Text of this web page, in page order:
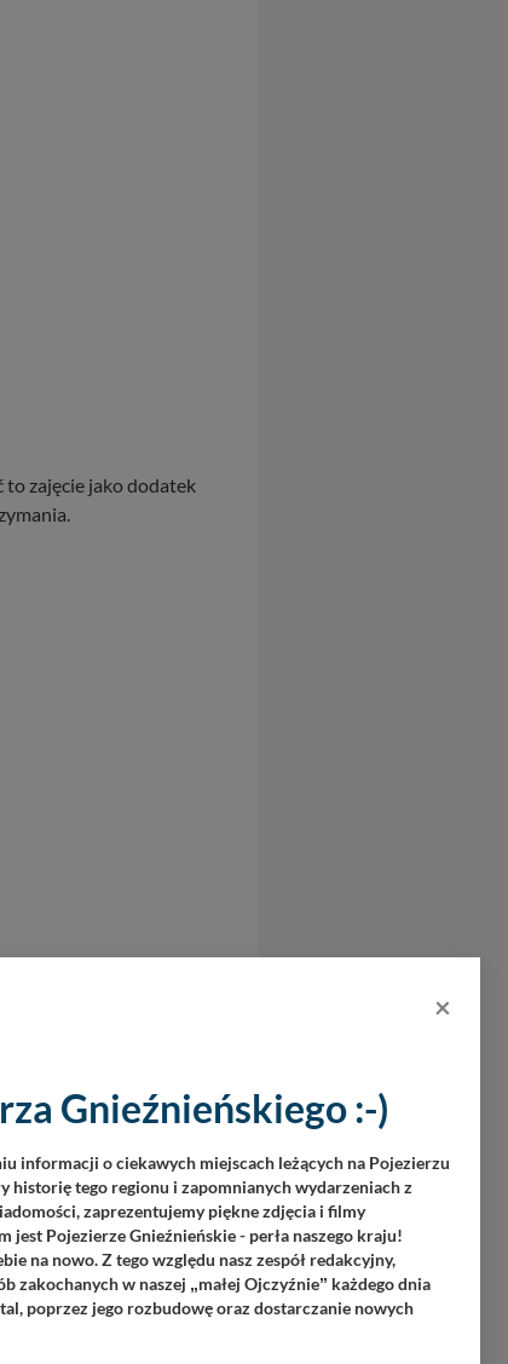
to zajęcie jako dodatek
×
Gnieźnieńskiego :-)
informacji o ciekawych miejscach leżących na Pojezierzu
historię tego regionu i zapomnianych wydarzeniach z
zaprezentujemy piękne zdjęcia i filmy
Pojezierze Gnieźnieńskie - perła naszego kraju!
na nowo. Z tego względu nasz zespół redakcyjny,
zakochanych w naszej „małej Ojczyźnie” każdego dnia
poprzez jego rozbudowę oraz dostarczanie nowych